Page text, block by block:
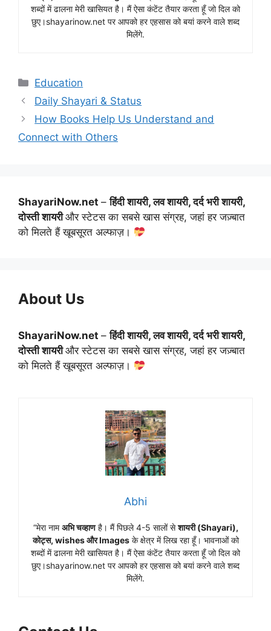
शब्दों में ढालना मेरी खासियत है। मैं ऐसा कंटेंट तैयार करता हूँ जो दिल को
छुए।shayarinow.net पर आपको हर एहसास को बयां करने वाले शब्द
मिलेंगे.
Categories
Education
Daily Shayari & Status
How Books Help Us Understand and
Connect with Others
ShayariNow.net –हिंदी शायरी, लव शायरी, दर्द भरी शायरी,
दोस्ती शायरीऔर स्टेटस का सबसे खास संग्रह, जहां हर जज़्बात
को मिलते हैं खूबसूरत अल्फाज़।
About Us
ShayariNow.net –हिंदी शायरी, लव शायरी, दर्द भरी शायरी,
दोस्ती शायरीऔर स्टेटस का सबसे खास संग्रह, जहां हर जज़्बात
को मिलते हैं खूबसूरत अल्फाज़।
Abhi
“मेरा नामअभि चव्हाणहै। मैं पिछले 4-5 सालों सेशायरी (Shayari),
कोट्स, wishes और Imagesके क्षेत्र में लिख रहा हूँ। भावनाओं को
शब्दों में ढालना मेरी खासियत है। मैं ऐसा कंटेंट तैयार करता हूँ जो दिल को
छुए।shayarinow.net पर आपको हर एहसास को बयां करने वाले शब्द
मिलेंगे.